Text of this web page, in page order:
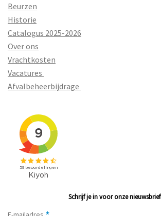
Beurzen
Historie
Catalogus 2025-2026
Over ons
Vrachtkosten
Vacatures
Afvalbeheerbijdrage
Schrijf je in voor onze